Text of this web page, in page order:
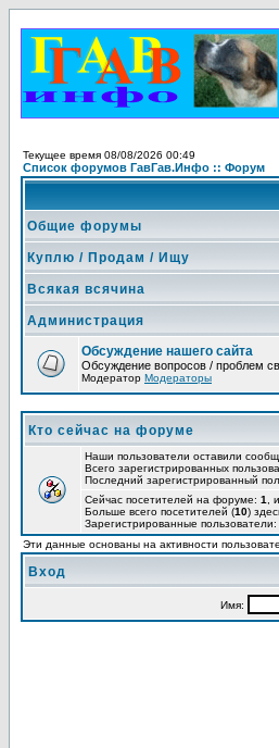
Текущее время 08/08/2026 00:49
Список форумов ГавГав.Инфо :: Форум
Общие форумы
Куплю / Продам / Ищу
Всякая всячина
Администрация
Обсуждение нашего сайта
Обсуждение вопросов / проблем
Модератор Модераторы
Кто сейчас на форуме
Наши пользователи оставили
Всего зарегистрированных
Последний зарегистрированный
Сейчас посетителей на форуме: 1
,
Больше всего посетителей (10)
Зарегистрированные
Эти данные основаны на активности
Вход
Имя: